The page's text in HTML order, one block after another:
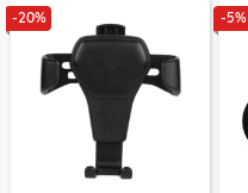
-20% -5%